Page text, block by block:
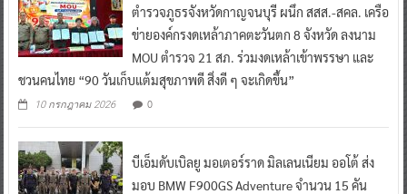
ตำรวจภูธรจังหวัดกาญจนบุรี ผนึก สสส.-สคล. เครือ
ข่ายองค์กรงดเหล้าภาคตะวันตก 8 จังหวัด ลงนาม
MOU ตำรวจ 21 สภ. ร่วมงดเหล้าเข้าพรรษา และ
ชวนคนไทย “90 วันเก็บแต้มสุขภาพดี สิ่งดี ๆ จะเกิดขึ้น”
10 กรกฎาคม 2026 0
บีเอ็มดับเบิลยู มอเตอร์ราด มิลเลนเนียม ออโต้ ส่ง
มอบ BMW F900GS Adventure จำนวน 15 คัน